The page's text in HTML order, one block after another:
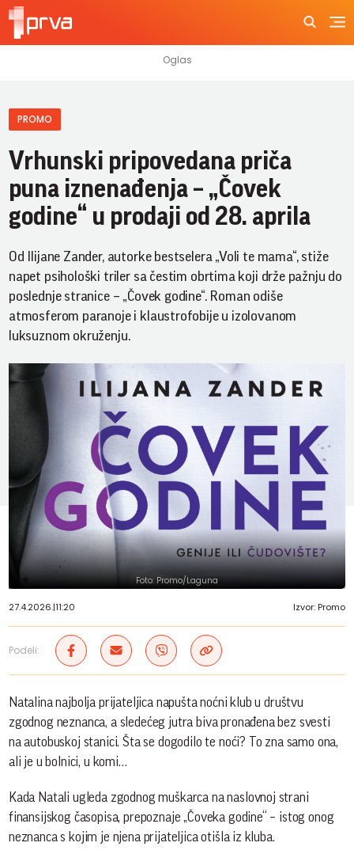
PROMO
Vrhunski pripovedana priča
puna iznenađenja – „Čovek
godine“ u prodaji od 28. aprila
Od Ilijane Zander, autorke bestselera „Voli te mama“, stiže
napet psihološki triler sa čestim obrtima koji drže pažnju do
poslednje stranice – „Čovek godine“. Roman odiše
atmosferom paranoje i klaustrofobije u izolovanom
luksuznom okruženju.
Foto: Promo/Laguna
27.4.2026.|11:20 Izvor: Promo
Podeli:
Natalina najbolja prijateljica napušta noćni klub u društvu
zgodnog neznanca, a sledećeg jutra biva pronađena bez svesti
na autobuskoj stanici. Šta se dogodilo te noći? To zna samo ona,
ali je u bolnici, u komi…
Kada Natali ugleda zgodnog muškarca na naslovnoj strani
finansijskog časopisa, prepoznaje „Čoveka godine“ – istog onog
neznanca s kojim je njena prijateljica otišla iz kluba.